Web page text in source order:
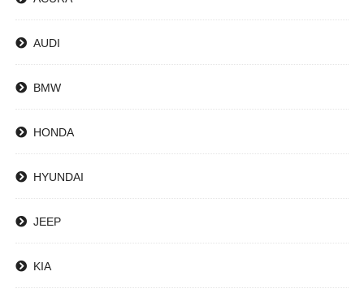
AUDI
BMW
HONDA
HYUNDAI
JEEP
KIA